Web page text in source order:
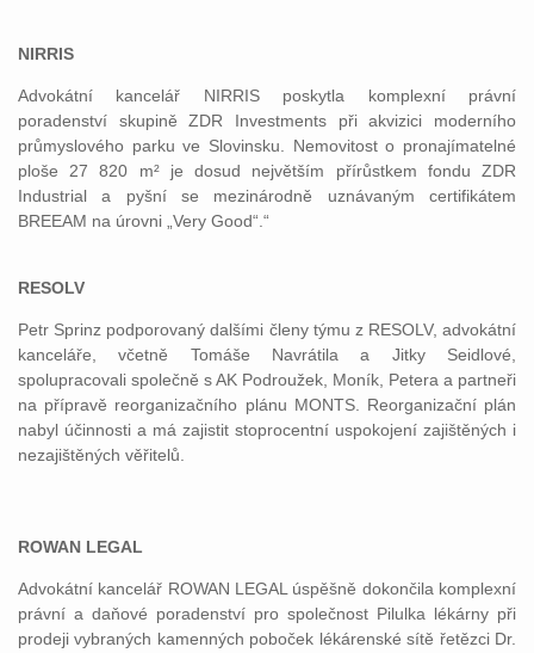
NIRRIS
Advokátní kancelář NIRRIS poskytla komplexní právní
poradenství skupině ZDR Investments při akvizici moderního
průmyslového parku ve Slovinsku. Nemovitost o pronajímatelné
ploše 27 820 m² je dosud největším přírůstkem fondu ZDR
Industrial a pyšní se mezinárodně uznávaným certifikátem
BREEAM na úrovni „Very Good“.“
RESOLV
Petr Sprinz podporovaný dalšími členy týmu z RESOLV, advokátní
kanceláře, včetně Tomáše Navrátila a Jitky Seidlové,
spolupracovali společně s AK Podroužek, Moník, Petera a partneři
na přípravě reorganizačního plánu MONTS. Reorganizační plán
nabyl účinnosti a má zajistit stoprocentní uspokojení zajištěných i
nezajištěných věřitelů.
ROWAN LEGAL
Advokátní kancelář ROWAN LEGAL úspěšně dokončila komplexní
právní a daňové poradenství pro společnost Pilulka lékárny při
prodeji vybraných kamenných poboček lékárenské sítě řetězci Dr.